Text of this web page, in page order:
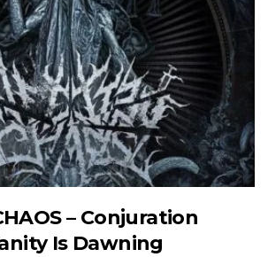
– Conjuration
Is Dawning